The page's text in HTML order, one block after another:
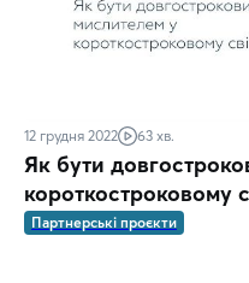
12 грудня 2022 63 хв.
Як бути
короткостроковому
Партнерські проєкти